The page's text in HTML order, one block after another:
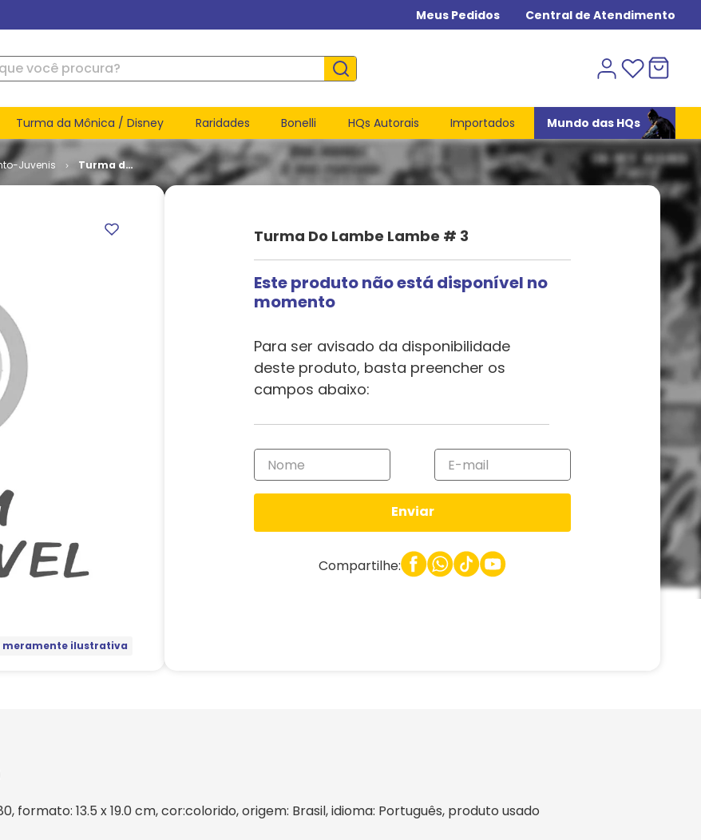
Meus Pedidos Central de Atendimento
você procura?
Turma da Mônica / Disney Raridades Bonelli HQs Autorais Importados Mundo das HQs
Juvenis
Turma do
Lambe
meramente ilustrativa
Turma Do Lambe Lambe # 3
Este produto não está disponível no
momento
Para ser avisado da disponibilidade
deste produto, basta preencher os
campos abaixo:
Enviar
Compartilhe:
formato: 13.5 x 19.0 cm, cor:colorido, origem: Brasil, idioma: Português, produto usado